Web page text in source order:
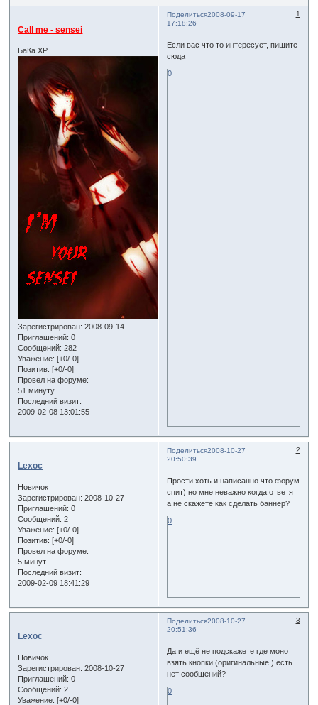
Поделиться 1
2008-09-17
17:18:26
Call me - sensei
БаКа ХР
Зарегистрирован: 2008-09-14
Приглашений: 0
Сообщений: 282
Уважение: [+0/-0]
Позитив: [+0/-0]
Провел на форуме:
51 минуту
Последний визит:
2009-02-08 13:01:55
Если вас что то интересует, пишите
сюда
0
Поделиться 2
2008-10-27
20:50:39
Lexoc
Новичок
Зарегистрирован: 2008-10-27
Приглашений: 0
Сообщений: 2
Уважение: [+0/-0]
Позитив: [+0/-0]
Провел на форуме:
5 минут
Последний визит:
2009-02-09 18:41:29
Прости хоть и написанно что форум
спит) но мне неважно когда ответят
а не скажете как сделать баннер?
0
Поделиться 3
2008-10-27
20:51:36
Lexoc
Новичок
Зарегистрирован: 2008-10-27
Приглашений: 0
Сообщений: 2
Уважение: [+0/-0]
Да и ещё не подскажете где моно
взять кнопки (оригинальные ) есть
нет сообщений?
0